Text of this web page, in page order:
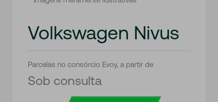
Volkswagen Nivus
Parcelas no consórcio Evoy, a partir de
Sob consulta